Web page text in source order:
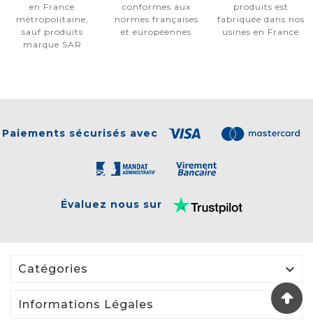
en France
métropolitaine,
sauf produits
marque SAR
conformes aux
normes françaises
et européennes
produits est
fabriquée dans nos
usines en France
Paiements sécurisés avec
Évaluez nous sur
Catégories 
Informations Légales 